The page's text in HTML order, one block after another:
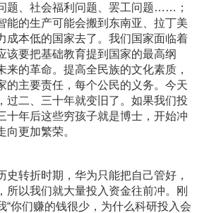
题、社会福利问题、罢工问题……；
能的生产可能会搬到东南亚、拉丁美
成本低的国家去了。我们国家面临着
该要把基础教育提到国家的最高纲
来的革命。提高全民族的文化素质，
的主要责任，每个公民的义务。今天
过二、三十年就变旧了。如果我们投
十年后这些穷孩子就是博士，开始冲
向更加繁荣。
史转折时期，华为只能把自己管好，
所以我们就大量投入资金往前冲。刚
“你们赚的钱很少，为什么科研投入会